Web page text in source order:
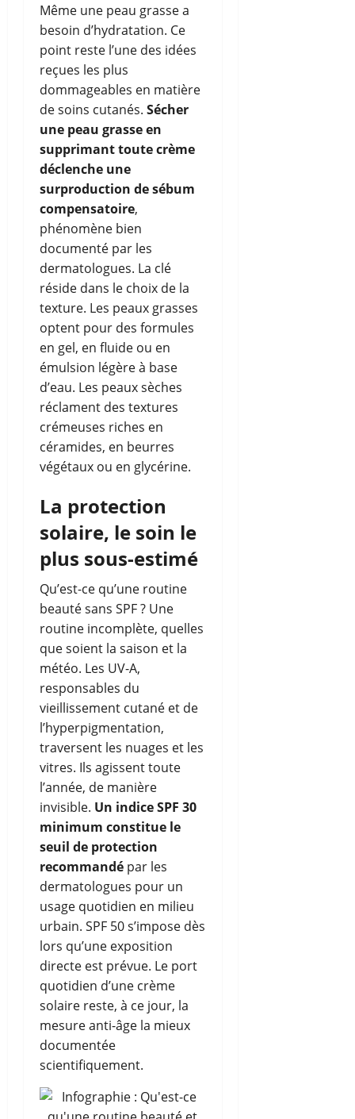
Même une peau grasse a
besoin d’hydratation. Ce
point reste l’une des idées
reçues les plus
dommageables en matière
de soins cutanés. Sécher
une peau grasse en
supprimant toute crème
déclenche une
surproduction de sébum
compensatoire,
phénomène bien
documenté par les
dermatologues. La clé
réside dans le choix de la
texture. Les peaux grasses
optent pour des formules
en gel, en fluide ou en
émulsion légère à base
d’eau. Les peaux sèches
réclament des textures
crémeuses riches en
céramides, en beurres
végétaux ou en glycérine.
La protection
solaire, le soin le
plus sous-estimé
Qu’est-ce qu’une routine
beauté sans SPF ? Une
routine incomplète, quelles
que soient la saison et la
météo. Les UV-A,
responsables du
vieillissement cutané et de
l’hyperpigmentation,
traversent les nuages et les
vitres. Ils agissent toute
l’année, de manière
invisible. Un indice SPF 30
minimum constitue le
seuil de protection
recommandé par les
dermatologues pour un
usage quotidien en milieu
urbain. SPF 50 s’impose dès
lors qu’une exposition
directe est prévue. Le port
quotidien d’une crème
solaire reste, à ce jour, la
mesure anti-âge la mieux
documentée
scientifiquement.